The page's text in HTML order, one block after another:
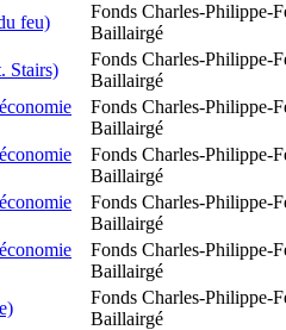
feu)
Fonds Charles-Philippe-
Baillairgé
Stairs)
Fonds Charles-Philippe-
Baillairgé
Fonds Charles-Philippe-
Baillairgé
Fonds Charles-Philippe-
Baillairgé
Fonds Charles-Philippe-
Baillairgé
Fonds Charles-Philippe-
Baillairgé
Fonds Charles-Philippe-
Baillairgé